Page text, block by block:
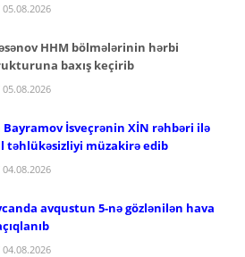
05.08.2026
HHM bölmələrinin hərbi
baxış keçirib
05.08.2026
Bayramov İsveçrənin XİN rəhbəri ilə
təhlükəsizliyi müzakirə edib
04.08.2026
avqustun 5-nə gözlənilən hava
04.08.2026